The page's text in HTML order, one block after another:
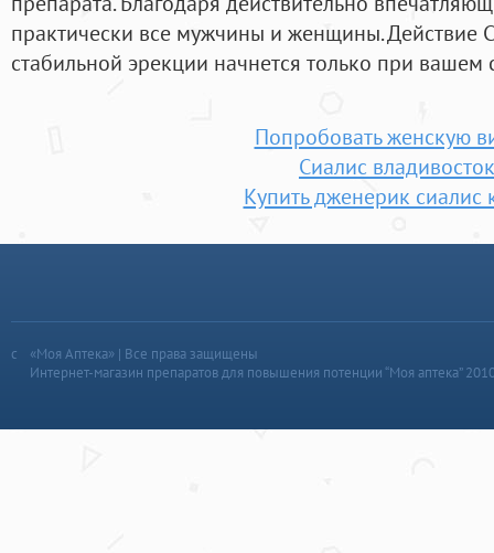
практически все мужчины и женщины. Действие
стабильной эрекции начнется только при
Попробовать женскую
Сиалис владивосток
Купить дженерик сиалис
«Моя Аптека» | Все права защищены
Интернет-магазин препаратов для повышения потенции “Моя аптека”